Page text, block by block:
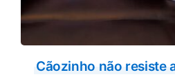
Cãozinho não resiste